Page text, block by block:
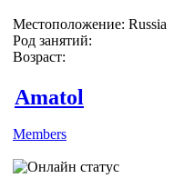
Местоположение: Russia
Род занятий:
Возраст:
Amatol
Members